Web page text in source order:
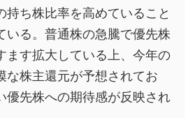
持ち株比率を高めていること
いる。普通株の急騰で優先株
ます拡大している上、今年の
な株主還元が予想されてお
優先株への期待感が反映され